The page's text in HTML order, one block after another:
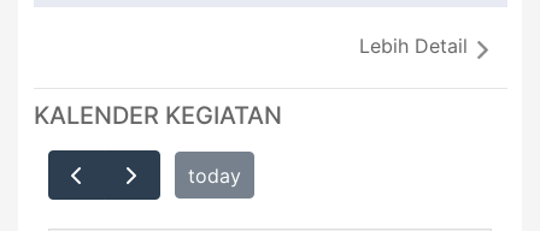
Lebih Detail
KALENDER KEGIATAN
today